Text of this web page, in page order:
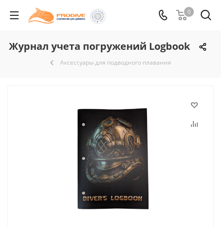
0
Журнал учета погружений Logbook
Аксессуары для подводного плавания